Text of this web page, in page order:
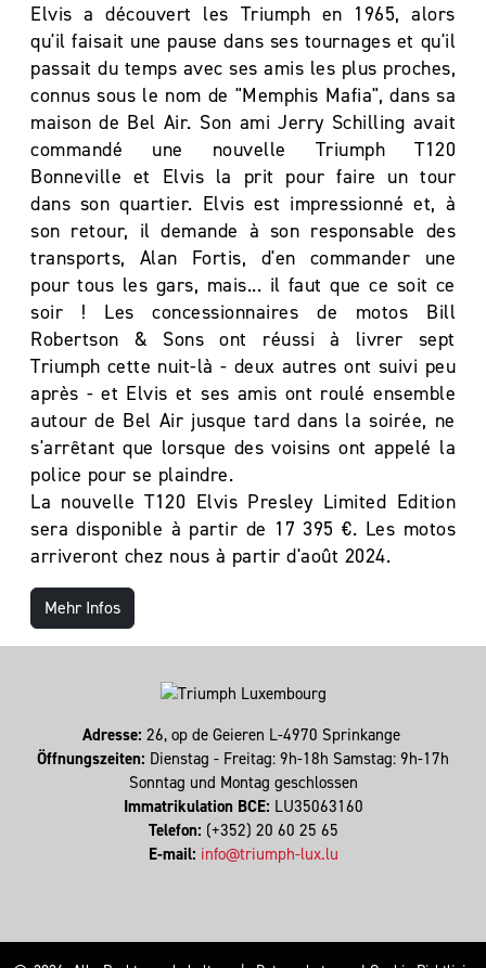
Elvis a découvert les Triumph en 1965, alors
qu'il faisait une pause dans ses tournages et qu'il
passait du temps avec ses amis les plus proches,
connus sous le nom de "Memphis Mafia", dans sa
maison de Bel Air. Son ami Jerry Schilling avait
commandé une nouvelle Triumph T120
Bonneville et Elvis la prit pour faire un tour
dans son quartier. Elvis est impressionné et, à
son retour, il demande à son responsable des
transports, Alan Fortis, d'en commander une
pour tous les gars, mais... il faut que ce soit ce
soir ! Les concessionnaires de motos Bill
Robertson & Sons ont réussi à livrer sept
Triumph cette nuit-là - deux autres ont suivi peu
après - et Elvis et ses amis ont roulé ensemble
autour de Bel Air jusque tard dans la soirée, ne
s'arrêtant que lorsque des voisins ont appelé la
police pour se plaindre.
La nouvelle T120 Elvis Presley Limited Edition
sera disponible à partir de 17 395 €. Les motos
arriveront chez nous à partir d'août 2024.
Mehr Infos
Adresse: 26, op de Geieren L-4970 Sprinkange
Öffnungszeiten: Dienstag - Freitag: 9h-18h Samstag: 9h-17h
Sonntag und Montag geschlossen
Immatrikulation BCE: LU35063160
Telefon: (+352) 20 60 25 65
E-mail: info@triumph-lux.lu